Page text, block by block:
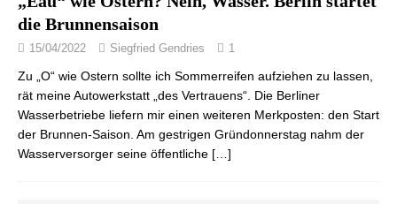
die Brunnensaison
15/04/2022 Siegfried Gendries 1
Zu „O“ wie Ostern sollte ich Sommerreifen aufziehen zu lassen,
rät meine Autowerkstatt „des Vertrauens“. Die Berliner
Wasserbetriebe liefern mir einen weiteren Merkposten: den Start
der Brunnen-Saison. Am gestrigen Gründonnerstag nahm der
Wasserversorger seine öffentliche […]